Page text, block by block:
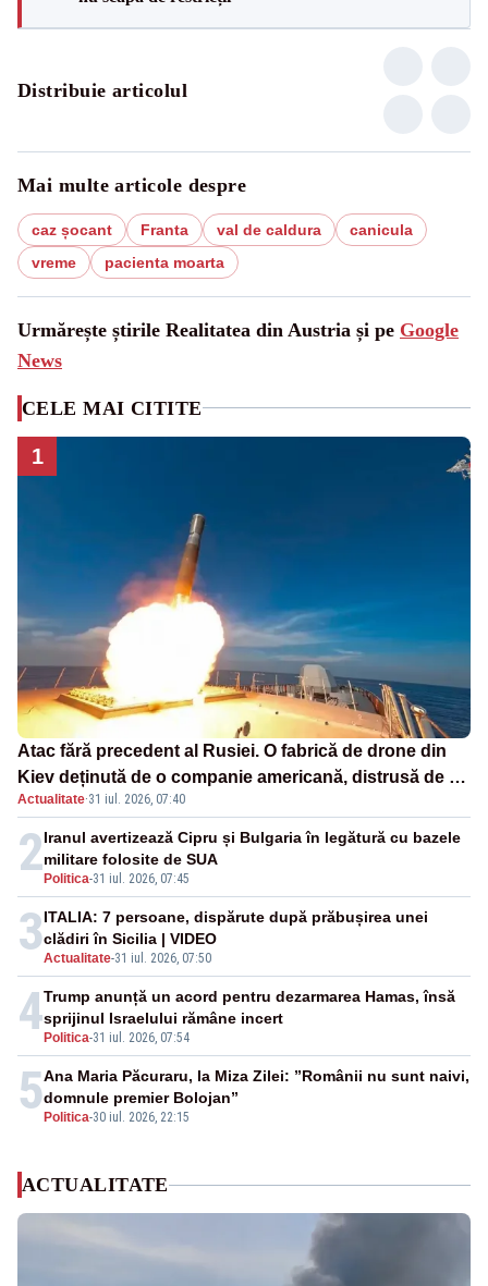
Distribuie articolul
Mai multe articole despre
caz șocant Franta val de caldura
canicula
vreme
pacienta moarta
Urmărește știrile Realitatea din Austria și pe Google
News
CELE MAI CITITE
1
Atac fără precedent al Rusiei. O fabrică de drone din
Kiev deținută de o companie americană, distrusă de o
rachetă rusească
Actualitate·31 iul. 2026, 07:40
2 Politica-31 iul. 2026, 07:45
Iranul avertizează Cipru și Bulgaria în legătură cu bazele
militare folosite de SUA
3Actualitate-31 iul. 2026, 07:50
ITALIA: 7 persoane, dispărute după prăbușirea unei
clădiri în Sicilia | VIDEO
4 Politica-31 iul. 2026, 07:54
Trump anunță un acord pentru dezarmarea Hamas, însă
sprijinul Israelului rămâne incert
5 Politica-30 iul. 2026, 22:15
Ana Maria Păcuraru, la Miza Zilei: ”Românii nu sunt naivi,
domnule premier Bolojan”
ACTUALITATE